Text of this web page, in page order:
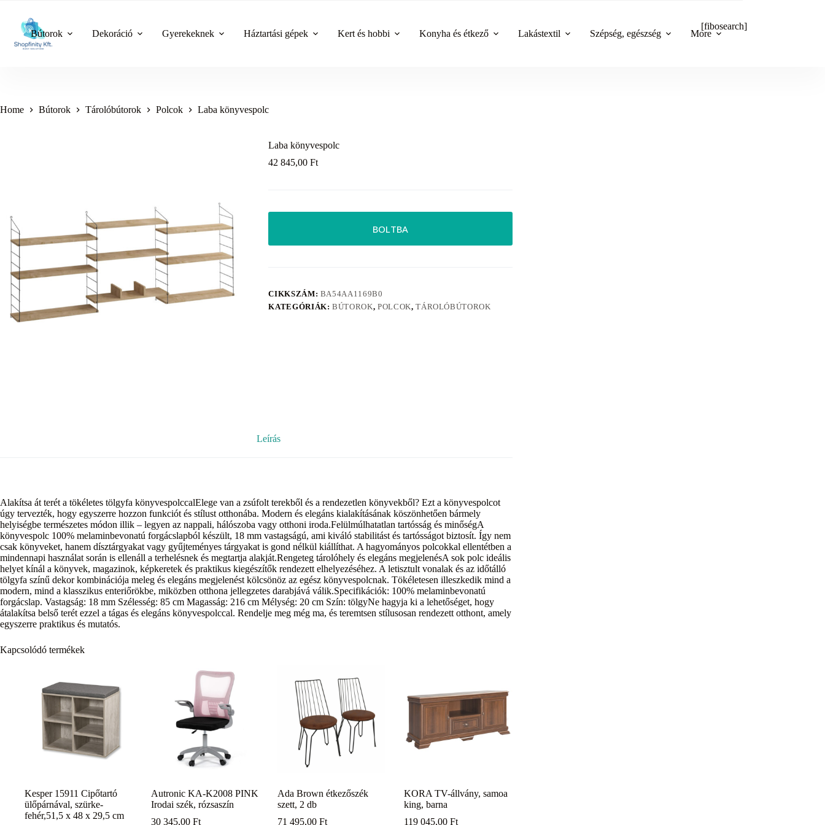
content
Bútorok Dekoráció Gyerekeknek Háztartási gépek Kert és hobbi Konyha és étkező Lakástextil Szépség, egészség More
[fibosearch]
Home Bútorok Tárolóbútorok Polcok Laba könyvespolc
Laba könyvespolc
42 845,00Ft
BOLTBA
CIKKSZÁM: BA54AA1169B0
KATEGÓRIÁK:BÚTOROK, POLCOK,TÁROLÓBÚTOROK
Leírás
Alakítsa át terét a tökéletes tölgyfa könyvespolccalElege van a zsúfolt terekből és a rendezetlen könyvekből? Ezt a könyvespolcot
úgy tervezték, hogy egyszerre hozzon funkciót és stílust otthonába. Modern és elegáns kialakításának köszönhetően bármely
helyiségbe természetes módon illik – legyen az nappali, hálószoba vagy otthoni iroda.Felülmúlhatatlan tartósság és minőségA
könyvespolc 100% melaminbevonatú forgácslapból készült, 18 mm vastagságú, ami kiváló stabilitást és tartósságot biztosít. Így nem
csak könyveket, hanem dísztárgyakat vagy gyűjteményes tárgyakat is gond nélkül kiállíthat. A hagyományos polcokkal ellentétben a
mindennapi használat során is ellenáll a terhelésnek és megtartja alakját.Rengeteg tárolóhely és elegáns megjelenésA sok polc ideális
helyet kínál a könyvek, magazinok, képkeretek és praktikus kiegészítők rendezett elhelyezéséhez. A letisztult vonalak és az időtálló
tölgyfa színű dekor kombinációja meleg és elegáns megjelenést kölcsönöz az egész könyvespolcnak. Tökéletesen illeszkedik mind a
modern, mind a klasszikus enteriőrökbe, miközben otthona jellegzetes darabjává válik.Specifikációk: 100% melaminbevonatú
forgácslap. Vastagság: 18 mm Szélesség: 85 cm Magasság: 216 cm Mélység: 20 cm Szín: tölgyNe hagyja ki a lehetőséget, hogy
átalakítsa belső terét ezzel a tágas és elegáns könyvespolccal. Rendelje meg még ma, és teremtsen stílusosan rendezett otthont, amely
egyszerre praktikus és mutatós.
Kapcsolódó termékek
Kesper 15911 Cipőtartó
ülőpárnával, szürke-
fehér,51,5 x 48 x 29,5 cm
Autronic KA-K2008 PINK
Irodai szék, rózsaszín
30 345,00Ft
Ada Brown étkezőszék
szett, 2 db
71 495,00Ft
KORA TV-állvány, samoa
king, barna
119 045,00Ft